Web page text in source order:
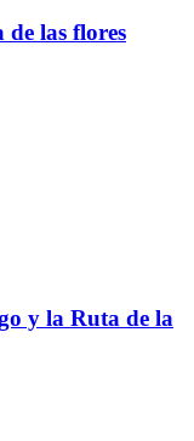
de las flores
y la Ruta de la